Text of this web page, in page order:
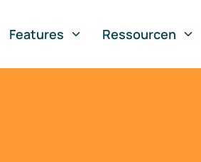
Features Ressourcen